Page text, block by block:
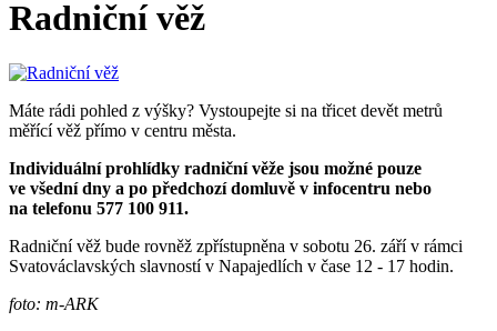
Radniční věž
Máte rádi pohled z výšky? Vystoupejte si na třicet devět metrů
měřící věž přímo v centru města.
Individuální prohlídky radniční věže jsou možné pouze
ve všední dny a po předchozí domluvě v infocentru nebo
na telefonu 577 100 911.
Radniční věž bude rovněž zpřístupněna v sobotu 26. září v rámci
Svatováclavských slavností v Napajedlích v čase 12 - 17 hodin.
foto: m-ARK